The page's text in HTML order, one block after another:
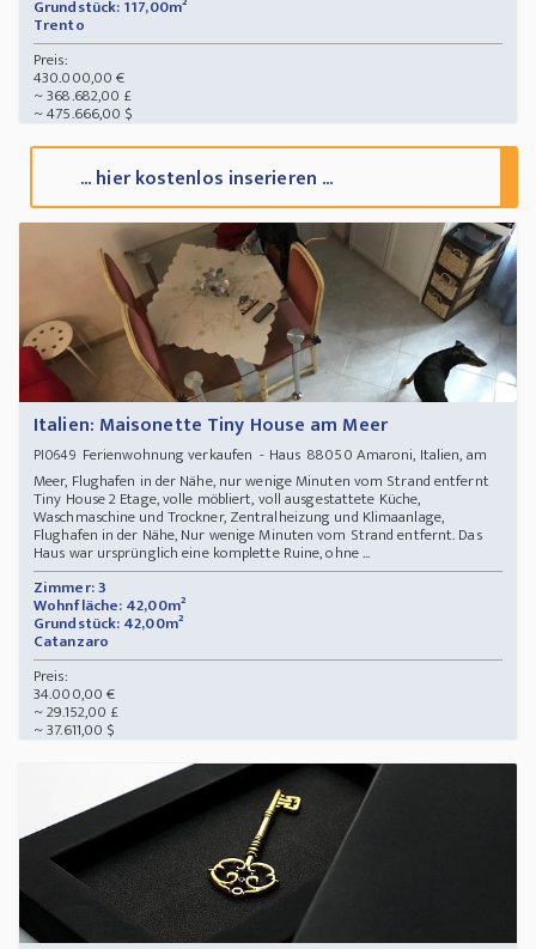
Grundstück: 117,00m²
Trento
Preis:
430.000,00 €
~ 368.682,00 £
~ 475.666,00 $
... hier kostenlos inserieren ...
Italien: Maisonette Tiny House am Meer
PI0649Ferienwohnung verkaufen - Haus 88050 Amaroni, Italien, am
Meer, Flughafen in der Nähe, nur wenige Minuten vom Strand entfernt
Tiny House 2 Etage, volle möbliert, voll ausgestattete Küche,
Waschmaschine und Trockner, Zentralheizung und Klimaanlage,
Flughafen in der Nähe, Nur wenige Minuten vom Strand entfernt. Das
Haus war ursprünglich eine komplette Ruine, ohne ...
Zimmer: 3
Wohnfläche: 42,00m²
Grundstück: 42,00m²
Catanzaro
Preis:
34.000,00 €
~ 29.152,00 £
~ 37.611,00 $